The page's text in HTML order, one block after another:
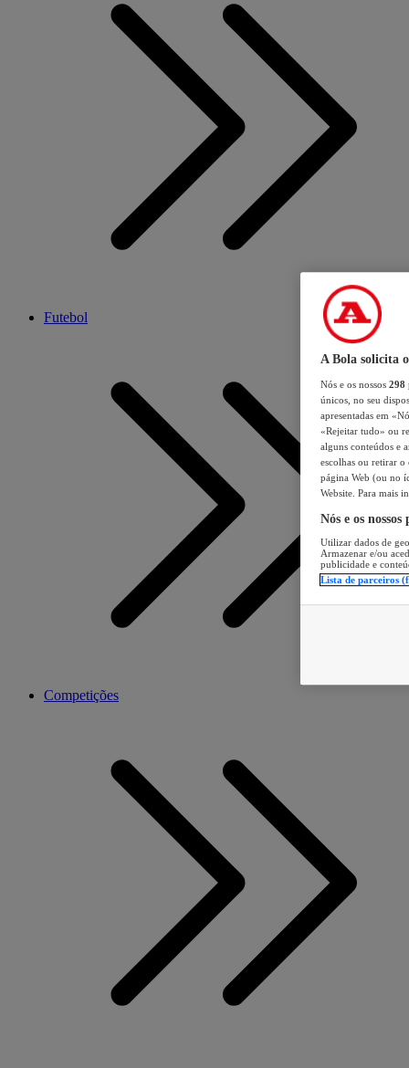
Futebol
Competições
A Bola solicita
Nós e os nossos 298
únicos, no seu
apresentadas em
«Rejeitar tudo» ou
alguns conteúdos e
escolhas ou retirar
página Web (ou no
Website. Para mais
Nós e os
Utilizar dados de
Armazenar e/ou
publicidade e
Lista de parceiros